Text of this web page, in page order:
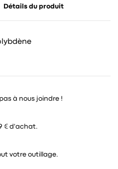
Détails du produit
à nous joindre !
€ d'achat.
votre outillage.